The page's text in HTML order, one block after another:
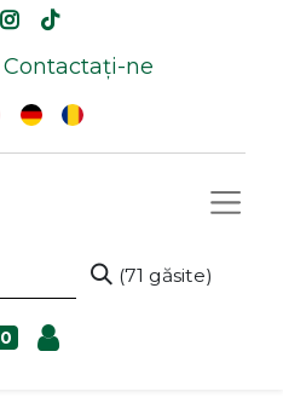
Contactați-ne
(71 găsite)
0